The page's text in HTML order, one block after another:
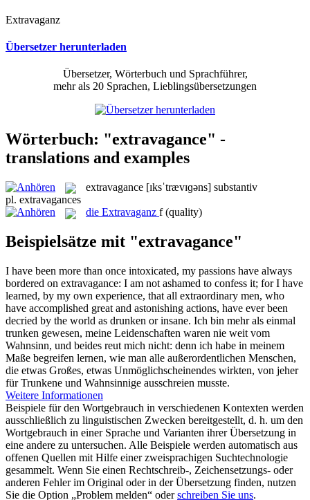
Extravaganz
Übersetzer herunterladen
Übersetzer, Wörterbuch und Sprachführer,
mehr als 20 Sprachen, Lieblingsübersetzungen
Wörterbuch: "extravagance" -
translations and examples
extravagance [ɪksˈtrævɪɡəns] substantiv
pl. extravagances
die Extravaganz f (quality)
Beispielsätze mit "extravagance"
I have been more than once intoxicated, my passions have always
bordered on extravagance: I am not ashamed to confess it; for I have
learned, by my own experience, that all extraordinary men, who
have accomplished great and astonishing actions, have ever been
decried by the world as drunken or insane. Ich bin mehr als einmal
trunken gewesen, meine Leidenschaften waren nie weit vom
Wahnsinn, und beides reut mich nicht: denn ich habe in meinem
Maße begreifen lernen, wie man alle außerordentlichen Menschen,
die etwas Großes, etwas Unmöglichscheinendes wirkten, von jeher
für Trunkene und Wahnsinnige ausschreien musste.
Weitere Informationen
Beispiele für den Wortgebrauch in verschiedenen Kontexten werden
ausschließlich zu linguistischen Zwecken bereitgestellt, d. h. um den
Wortgebrauch in einer Sprache und Varianten ihrer Übersetzung in
eine andere zu untersuchen. Alle Beispiele werden automatisch aus
offenen Quellen mit Hilfe einer zweisprachigen Suchtechnologie
gesammelt. Wenn Sie einen Rechtschreib-, Zeichensetzungs- oder
anderen Fehler im Original oder in der Übersetzung finden, nutzen
Sie die Option „Problem melden“ oderschreiben Sie uns.